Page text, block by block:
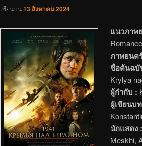
เขียนบน13 สิงหาคม 2024
แนวภาพ
ภาพยนต
ชื่อต้นฉบั
Krylya
ผู้กำกับ :
ผู้เขียนบ
นักแสดง :
Meskhi,